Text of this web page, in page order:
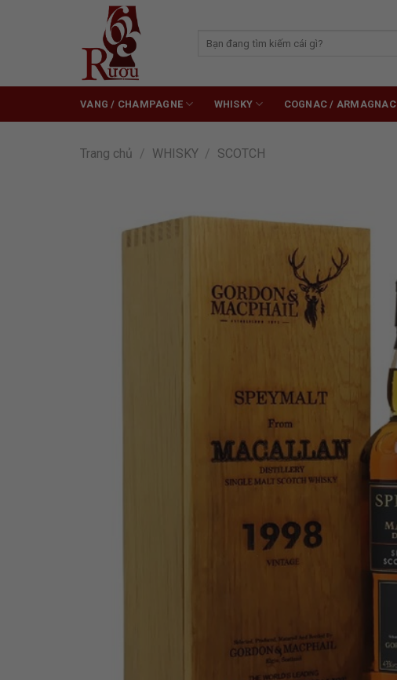
kiếm:
VANG / CHAMPAGNE WHISKY COGNAC / ARMAGNAC
Trang chủ / WHISKY / SCOTCH